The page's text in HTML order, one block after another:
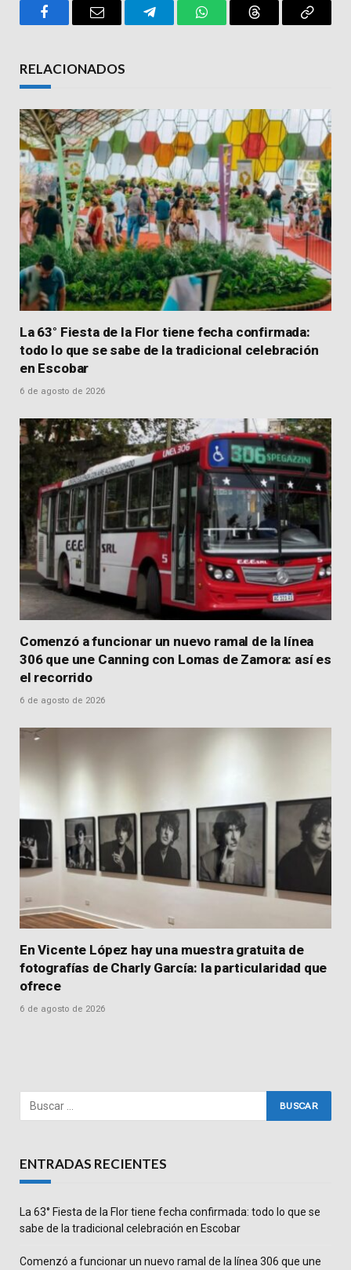
FacebookEmail TelegramWhatsAppThreads Copy
RELACIONADOS
La 63° Fiesta de la Flor tiene fecha confirmada:
todo lo que se sabe de la tradicional celebración
en Escobar
6 de agosto de 2026
Comenzó a funcionar un nuevo ramal de la línea
306 que une Canning con Lomas de Zamora: así es
el recorrido
6 de agosto de 2026
En Vicente López hay una muestra gratuita de
fotografías de Charly García: la particularidad que
ofrece
6 de agosto de 2026
ENTRADAS RECIENTES
La 63° Fiesta de la Flor tiene fecha confirmada: todo lo que se
sabe de la tradicional celebración en Escobar
Comenzó a funcionar un nuevo ramal de la línea 306 que une